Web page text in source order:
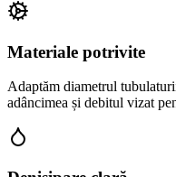
Materiale potrivite
Adaptăm diametrul
adâncimea și debitul vizat